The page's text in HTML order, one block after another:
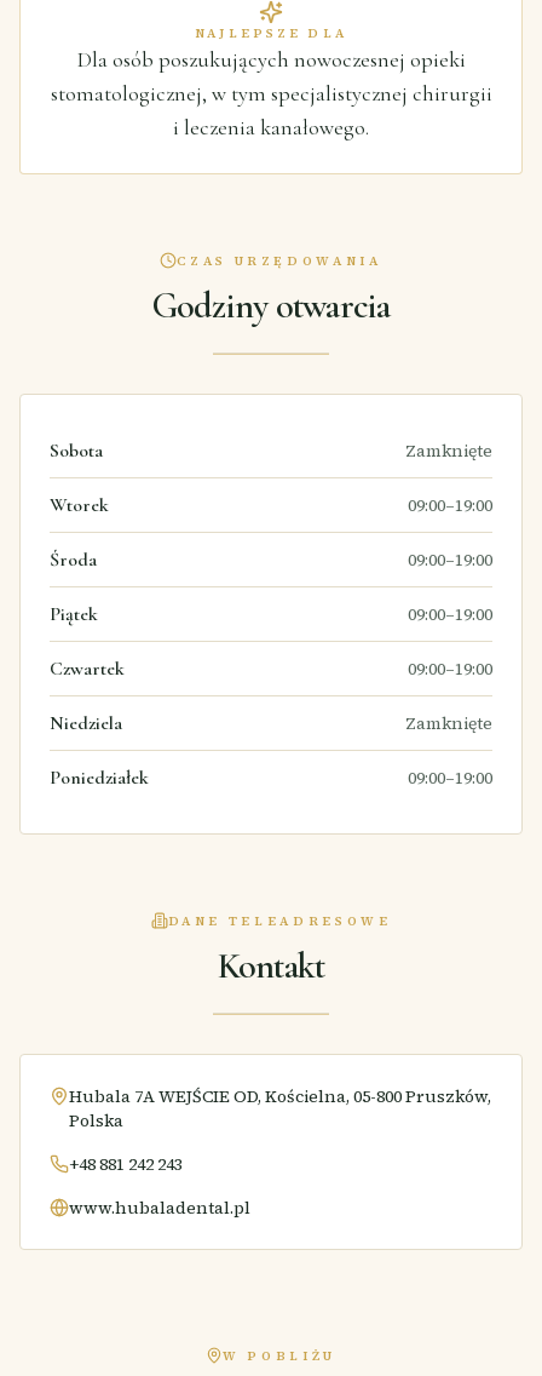
NAJLEPSZE DLA
Dla osób poszukujących nowoczesnej opieki
stomatologicznej, w tym specjalistycznej chirurgii
i leczenia kanałowego.
CZAS URZĘDOWANIA
Godziny otwarcia
Sobota Zamknięte
Wtorek 09:00–19:00
Środa 09:00–19:00
Piątek 09:00–19:00
Czwartek 09:00–19:00
Niedziela Zamknięte
Poniedziałek 09:00–19:00
DANE TELEADRESOWE
Kontakt
Hubala 7A WEJŚCIE OD, Kościelna, 05-800 Pruszków,
Polska
+48 881 242 243
www.hubaladental.pl
W POBLIŻU